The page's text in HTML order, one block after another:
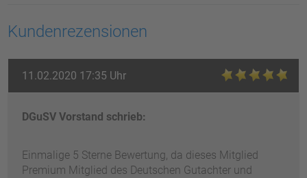
Kundenrezensionen
11.02.2020 17:35 Uhr
DGuSV Vorstand schrieb:
Einmalige 5 Sterne Bewertung, da dieses Mitglied
Premium Mitglied des Deutschen Gutachter und